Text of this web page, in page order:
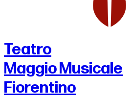
Teatro
Maggio Musicale
Fiorentino